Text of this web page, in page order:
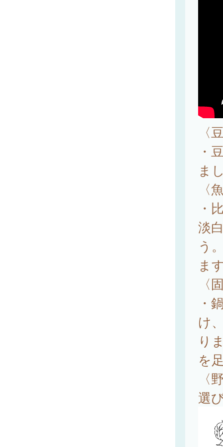
〈
・
ま
〈
・
淡
う
ま
〈
・
け
り
を
〈
選